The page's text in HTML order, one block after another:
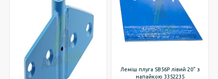
Леміш плуга SB56P лівий 20" з
напайкою 3352235